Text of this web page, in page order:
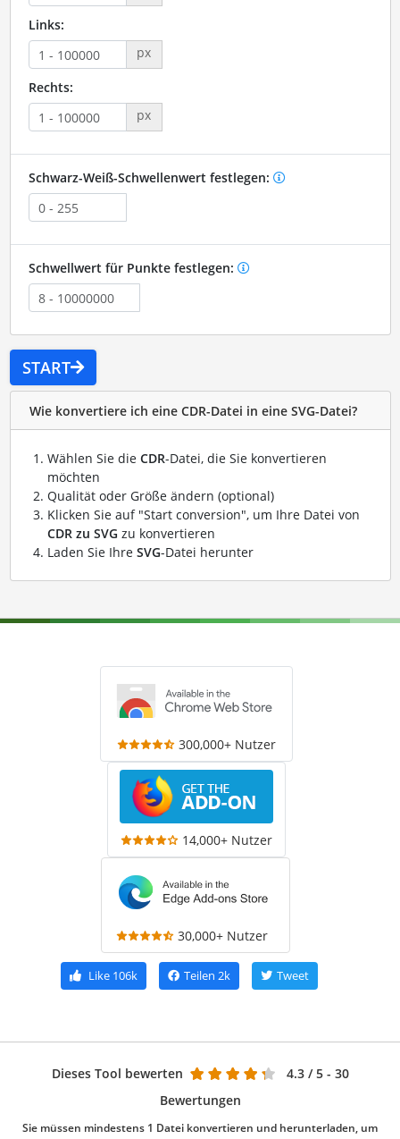
Links:
px
Rechts:
px
Schwarz-Weiß-Schwellenwert festlegen:
Schwellwert für Punkte festlegen:
START
Wie konvertiere ich eine CDR-Datei in eine SVG-Datei?
Wählen Sie die CDR-Datei, die Sie konvertieren
möchten
Qualität oder Größe ändern (optional)
Klicken Sie auf "Start conversion", um Ihre Datei von
CDR zu SVG zu konvertieren
Laden Sie Ihre SVG-Datei herunter
300,000+ Nutzer
14,000+ Nutzer
30,000+ Nutzer
Like 106k Teilen 2k Tweet
Dieses Tool bewerten 4.3 / 5 - 30
Bewertungen
Sie müssen mindestens 1 Datei konvertieren und herunterladen, um